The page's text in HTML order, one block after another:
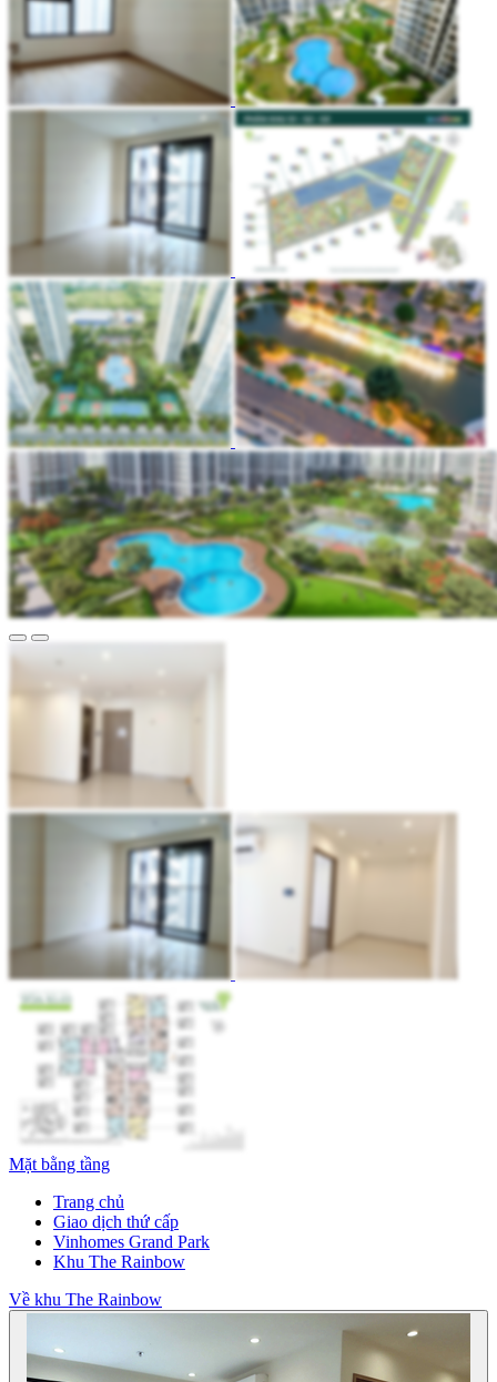
Mặt bằng tầng
Trang chủ
Giao dịch thứ cấp
Vinhomes Grand Park
Khu The Rainbow
Về khu The Rainbow